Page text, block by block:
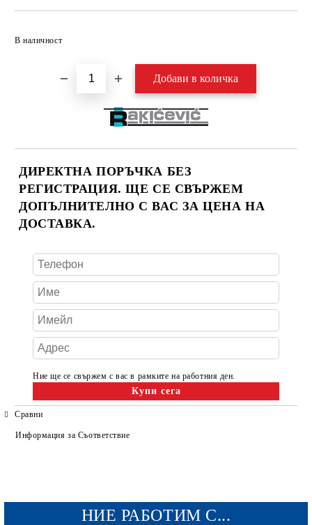
В наличност
ДИРЕКТНА ПОРЪЧКА БЕЗ
РЕГИСТРАЦИЯ. ЩЕ СЕ СВЪРЖЕМ
ДОПЪЛНИТЕЛНО С ВАС ЗА ЦЕНА НА
ДОСТАВКА.
Ние ще се свържем с вас в рамките на работния ден.
Сравни
Информация за Съответствие
НИЕ РАБОТИМ С...